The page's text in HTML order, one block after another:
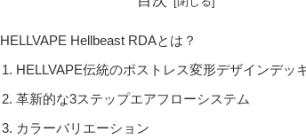
HELLVAPE Hellbeast RDAとは？
HELLVAPE伝統のポストレス変形デザインデッ
革新的な3ステップエアフローシステム
カラーバリエーション